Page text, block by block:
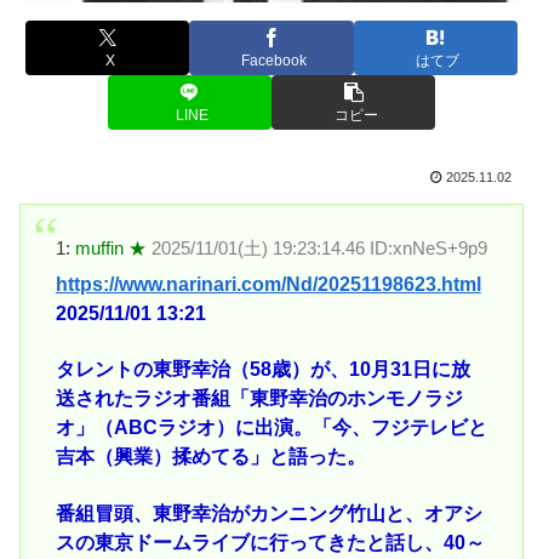
X Facebook はてブ
LINE コピー
2025.11.02
1: muffin ★ 2025/11/01(土) 19:23:14.46 ID:xnNeS+9p9
https://www.narinari.com/Nd/20251198623.html
2025/11/01 13:21
タレントの東野幸治（58歳）が、10月31日に放
送されたラジオ番組「東野幸治のホンモノラジ
オ」（ABCラジオ）に出演。「今、フジテレビと
吉本（興業）揉めてる」と語った。
番組冒頭、東野幸治がカンニング竹山と、オアシ
スの東京ドームライブに行ってきたと話し、40～